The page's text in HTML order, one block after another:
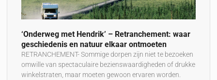
‘Onderweg met Hendrik’ – Retranchement: waar
geschiedenis en natuur elkaar ontmoeten
RETRANCHEMENT- Sommige dorpen zijn niet te bezoeken
omwille van spectaculaire bezienswaardigheden of drukke
winkelstraten, maar moeten gewoon ervaren worden.